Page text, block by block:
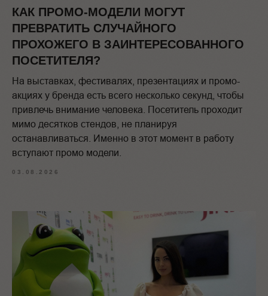
КАК ПРОМО-МОДЕЛИ МОГУТ
ПРЕВРАТИТЬ СЛУЧАЙНОГО
ПРОХОЖЕГО В ЗАИНТЕРЕСОВАННОГО
ПОСЕТИТЕЛЯ?
На выставках, фестивалях, презентациях и промо-
акциях у бренда есть всего несколько секунд, чтобы
привлечь внимание человека. Посетитель проходит
мимо десятков стендов, не планируя
останавливаться. Именно в этот момент в работу
вступают промо модели.
03.08.2026